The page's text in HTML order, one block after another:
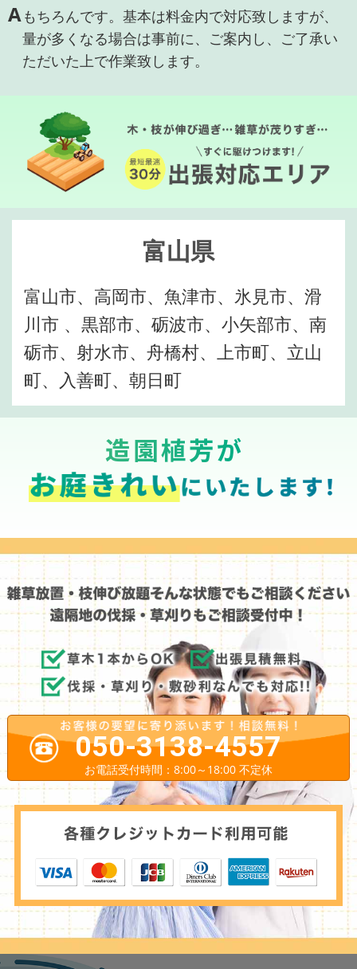
Aもちろんです。基本は料金内で対応致しますが、
量が多くなる場合は事前に、ご案内し、ご了承い
ただいた上で作業致します。
富山県
富山市、高岡市、魚津市、氷見市、滑
川市 、黒部市、砺波市、小矢部市、南
砺市、射水市、舟橋村、上市町、立山
町、入善町、朝日町
造園植芳が
050-3138-4557
お電話受付時間：8:00～18:00 不定休